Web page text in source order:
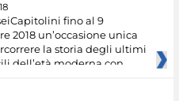
fino al 9
2018 un’occasione unica
la storia degli ultimi
dell’età moderna con